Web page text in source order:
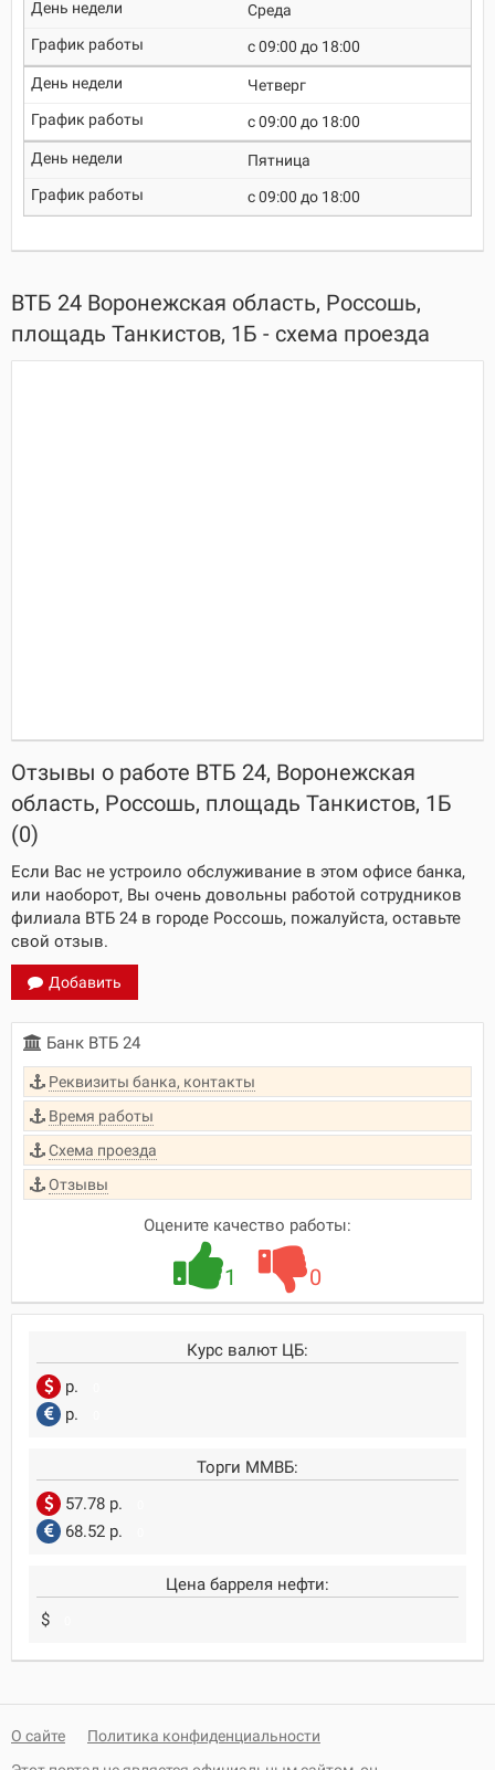
Среда
c 09:00 до 18:00
Четверг
c 09:00 до 18:00
Пятница
c 09:00 до 18:00
ВТБ 24 Воронежская область, Россошь,
площадь Танкистов, 1Б - схема проезда
Отзывы о работе ВТБ 24, Воронежская
область, Россошь, площадь Танкистов, 1Б
(0)
Если Вас не устроило обслуживание в этом офисе банка,
или наоборот, Вы очень довольны работой сотрудников
филиала ВТБ 24 в городе Россошь, пожалуйста, оставьте
свой отзыв.
Добавить
Банк ВТБ 24
Реквизиты банка, контакты
Время работы
Схема проезда
Отзывы
Оцените качество работы:
1 0
Курс валют ЦБ:
р.
р.
Торги ММВБ:
57.78 р.
68.52 р.
Цена барреля нефти:
$
О сайте
Политика конфиденциальности